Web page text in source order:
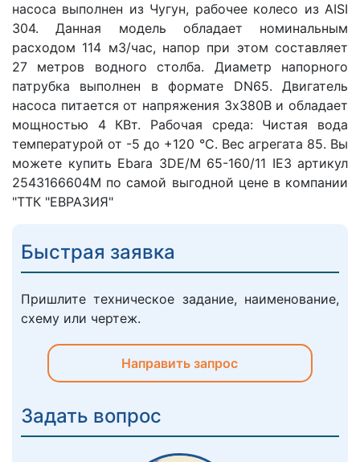
насоса выполнен из Чугун, рабочее колесо из AISI
304. Данная модель обладает номинальным
расходом 114 м3/час, напор при этом составляет
27 метров водного столба. Диаметр напорного
патрубка выполнен в формате DN65. Двигатель
насоса питается от напряжения 3х380В и обладает
мощностью 4 КВт. Рабочая среда: Чистая вода
температурой от -5 до +120 °C. Вес агрегата 85. Вы
можете купить Ebara 3DE/M 65-160/11 IE3 артикул
2543166604M по самой выгодной цене в компании
"ТТК "ЕВРАЗИЯ"
Быстрая заявка
Пришлите техническое задание, наименование,
схему или чертеж.
Направить запрос
Задать вопрос